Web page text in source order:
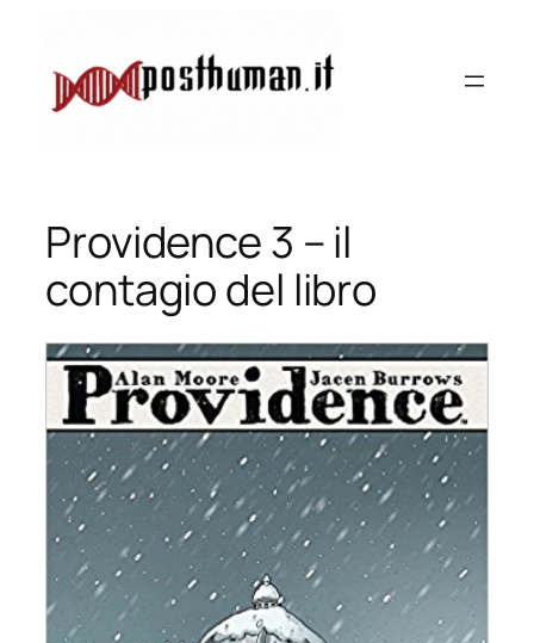
contenuto
Providence 3 – il
contagio del libro